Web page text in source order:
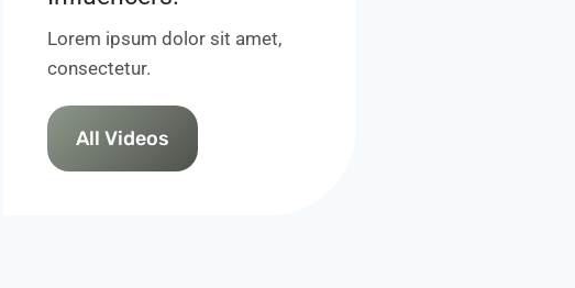
Lorem ipsum dolor sit amet,
consectetur.
All Videos